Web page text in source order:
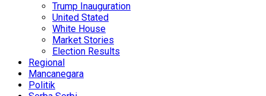
Trump Inauguration
United Stated
White House
Market Stories
Election Results
Regional
Mancanegara
Politik